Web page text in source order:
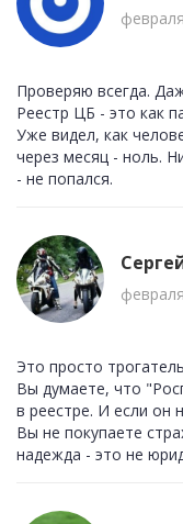
Проверяю всегда.
Реестр ЦБ - это как
Уже видел, как
через месяц - ноль.
- не попался.
Это просто
Вы думаете, что
в реестре. И если он
Вы не покупаете
надежда - это не